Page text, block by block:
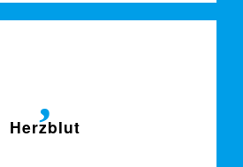
Herzblut